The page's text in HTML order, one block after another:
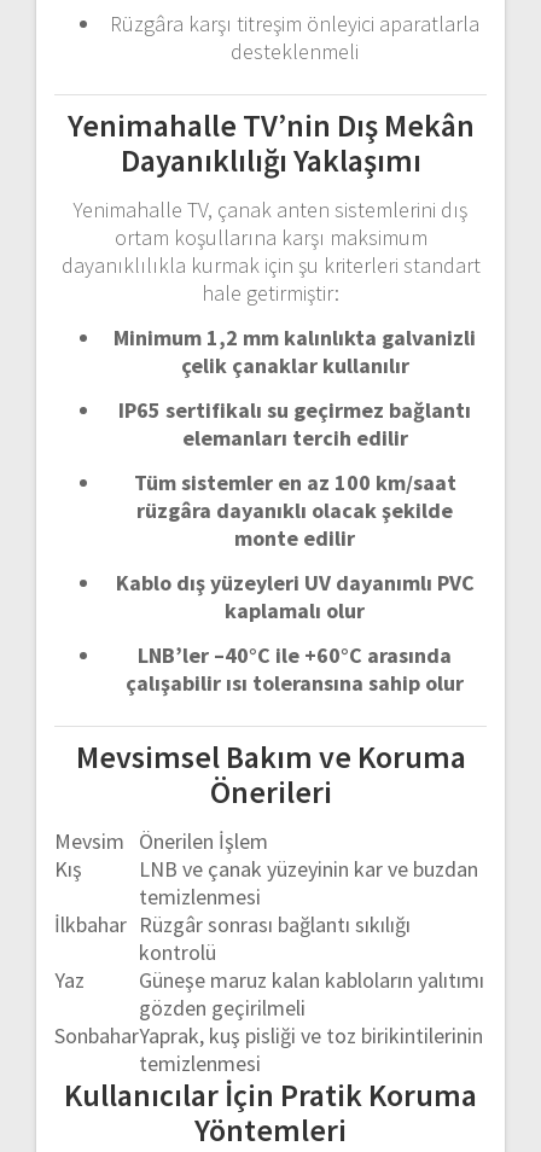
Rüzgâra karşı titreşim önleyici aparatlarla
desteklenmeli
Yenimahalle TV’nin Dış Mekân
Dayanıklılığı Yaklaşımı
Yenimahalle TV, çanak anten sistemlerini dış
ortam koşullarına karşı maksimum
dayanıklılıkla kurmak için şu kriterleri standart
hale getirmiştir:
Minimum 1,2 mm kalınlıkta galvanizli
çelik çanaklar kullanılır
IP65 sertifikalı su geçirmez bağlantı
elemanları tercih edilir
Tümsistemler en az 100 km/saat
rüzgâra dayanıklı olacakşekilde
monte edilir
Kablo dışyüzeyleri UV dayanımlı PVC
kaplamalı olur
LNB’ler –40°C ile +60°C arasında
çalışabilir ısı toleransına sahip olur
Mevsimsel Bakım ve Koruma
Önerileri
Mevsim Önerilen İşlem
Kış
LNB ve çanak yüzeyinin karve buzdan
temizlenmesi
İlkbahar Rüzgârsonrası bağlantı sıkılığı
kontrolü
Yaz
Güneşe maruz kalan kabloların yalıtımı
gözden geçirilmeli
SonbaharYaprak, kuş pisliği ve toz birikintilerinin
temizlenmesi
Kullanıcılar İçin Pratik Koruma
Yöntemleri